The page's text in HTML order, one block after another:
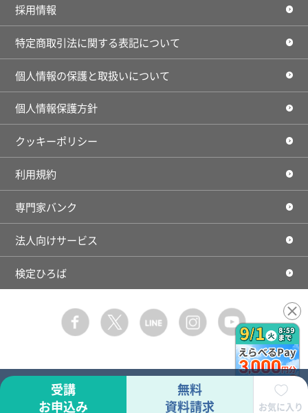
採用情報
特定商取引法に関する表記について
個人情報の保護と取扱いについて
個人情報保護方針
クッキーポリシー
利用規約
専門家バンク
法人向けサービス
検定ひろば
Facebook Twitter LINE instagram youtube
受講
お申込み
無料
資料請求
お気に入り